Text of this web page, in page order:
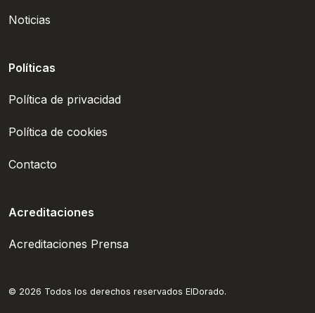
Noticias
Políticas
Política de privacidad
Política de cookies
Contacto
Acreditaciones
Acreditaciones Prensa
© 2026 Todos los derechos reservados ElDorado.